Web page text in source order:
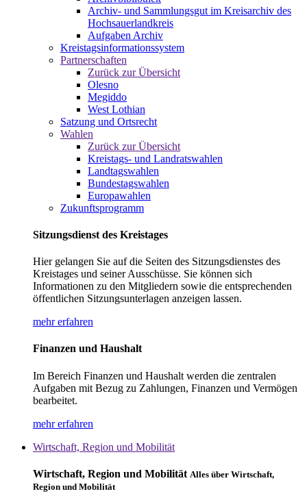
Archiv- und Sammlungsgut im Kreisarchiv des
Hochsauerlandkreis
Aufgaben Archiv
Kreistagsinformationssystem
Partnerschaften
Zurück zur Übersicht
Olesno
Megiddo
West Lothian
Satzung und Ortsrecht
Wahlen
Zurück zur Übersicht
Kreistags- und Landratswahlen
Landtagswahlen
Bundestagswahlen
Europawahlen
Zukunftsprogramm
Sitzungsdienst des Kreistages
Hier gelangen Sie auf die Seiten des Sitzungsdienstes des
Kreistages und seiner Ausschüsse. Sie können sich
Informationen zu den Mitgliedern sowie die entsprechenden
öffentlichen Sitzungsunterlagen anzeigen lassen.
mehr erfahren
Finanzen und Haushalt
Im Bereich Finanzen und Haushalt werden die zentralen
Aufgaben mit Bezug zu Zahlungen, Finanzen und Vermögen
bearbeitet.
mehr erfahren
Wirtschaft, Region und Mobilität
Wirtschaft, Region und Mobilität Alles über Wirtschaft,
Region und Mobilität